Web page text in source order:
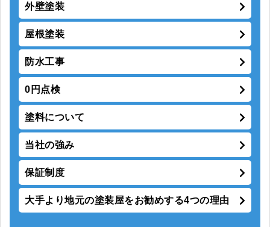
外壁塗装
屋根塗装
防水工事
0円点検
塗料について
当社の強み
保証制度
大手より地元の塗装屋をお勧めする4つの理由